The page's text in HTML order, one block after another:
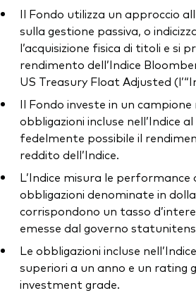
Il Fondo utilizza un approccio
sulla gestione passiva, o
l’acquisizione fisica di titoli e si
rendimento dell’Indice
US Treasury Float Adjusted
Il Fondo investe in un
obbligazioni incluse nell’Indice
fedelmente possibile il
reddito dell’Indice.
L’Indice misura le performance
obbligazioni denominate in
corrispondono un tasso
emesse dal governo
Le obbligazioni incluse
superiori a un anno e un rating
investment grade.